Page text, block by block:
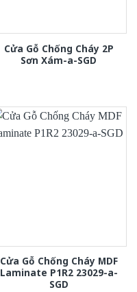
Cửa Gỗ Chống Cháy 2P
Sơn Xám-a-SGD
Cửa Gỗ Chống Cháy MDF
Laminate P1R2 23029-a-
SGD